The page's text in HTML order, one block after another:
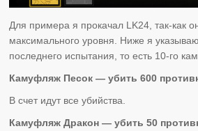
Для примера я прокачал LK24, так-как
максимального уровня. Ниже я
последнего испытания, то есть 10-го
Камуфляж Песок — убить 600
В счет идут все убийства.
Камуфляж Дракон — убить 50